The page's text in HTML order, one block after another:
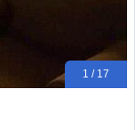
1 / 17